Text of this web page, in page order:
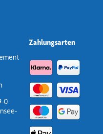
0
Zahlungsarten